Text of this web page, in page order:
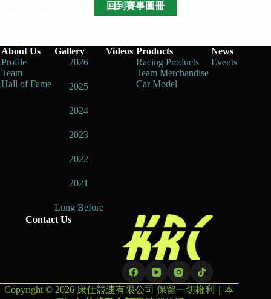
回到賽事圖冊
About Us
Profile
Team
Hall of Fame
Gallery
2026
2025
2024
2023
2022
2021
Long Before
Videos Products
Racing Products
Team Merchandise
Car Model
News
Events
Contact Us
Copyright © 2026 康仕競速有限公司 保留一切權利｜本